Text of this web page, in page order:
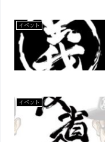
イベント
イベント